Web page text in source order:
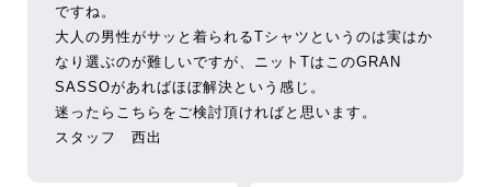
ですね。
大人の男性がサッと着られるTシャツというのは実はか
なり選ぶのが難しいですが、ニットTはこのGRAN
SASSOがあればほぼ解決という感じ。
迷ったらこちらをご検討頂ければと思います。
スタッフ 西出